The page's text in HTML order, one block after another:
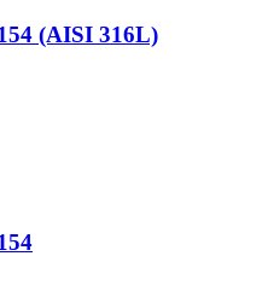
(AISI 316L)